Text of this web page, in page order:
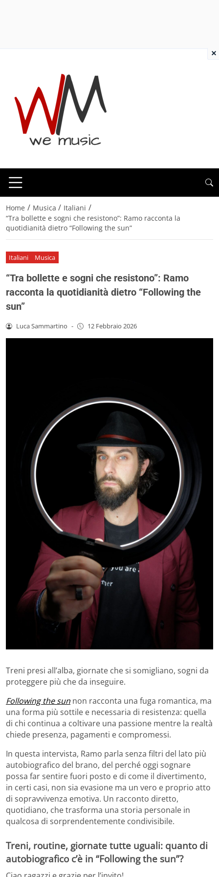
Home / Musica / Italiani /
“Tra bollette e sogni che resistono”: Ramo racconta la
quotidianità dietro “Following the sun”
Italiani Musica
“Tra bollette e sogni che resistono”: Ramo
racconta la quotidianità dietro “Following the
sun”
Luca Sammartino - 12 Febbraio 2026
Treni presi all’alba, giornate che si somigliano, sogni da
proteggere più che da inseguire.
Following the sun non racconta una fuga romantica, ma
una forma più sottile e necessaria di resistenza: quella
di chi continua a coltivare una passione mentre la realtà
chiede presenza, pagamenti e compromessi.
In questa intervista, Ramo parla senza filtri del lato più
autobiografico del brano, del perché oggi sognare
possa far sentire fuori posto e di come il divertimento,
in certi casi, non sia evasione ma un vero e proprio atto
di sopravvivenza emotiva. Un racconto diretto,
quotidiano, che trasforma una storia personale in
qualcosa di sorprendentemente condivisibile.
Treni, routine, giornate tutte uguali: quanto di
autobiografico c’è in “Following the sun”?
×